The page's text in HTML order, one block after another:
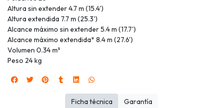
Altura sin extender 4.7 m (15.4')
Altura extendida 7.7 m (25.3')
Alcance máximo sin extender 5.4 m (17.7')
Alcance máximo extendida* 8.4 m (27.6')
Volumen 0.34 m³
Peso 24 kg
Ficha técnica Garantía